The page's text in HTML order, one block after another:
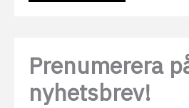
Prenumerera
nyhetsbrev!